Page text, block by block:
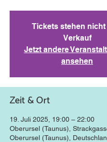
Tickets stehen nicht
Verkauf
Jetzt andere
ansehen
Zeit & Ort
19. Juli 2025, 19:00 – 22:00
Oberursel (Taunus),
Oberursel (Taunus),